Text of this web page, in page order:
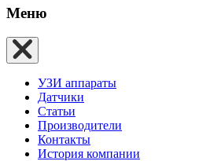
Меню
УЗИ аппараты
Датчики
Статьи
Производители
Контакты
История компании